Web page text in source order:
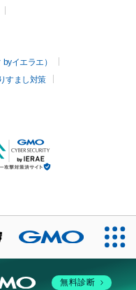
イエラエ）
すまし対策
無料診断